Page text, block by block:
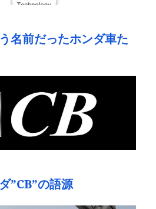
名前だったホンダ車た
”CB”の語源